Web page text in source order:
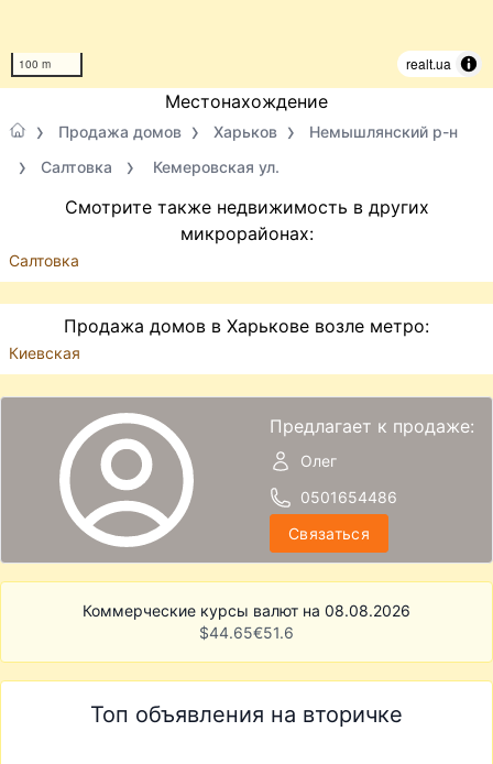
100 m realt.ua
Местонахождение
Продажа домов Харьков
Немышлянский р-н
Салтовка
Кемеровская ул.
Смотрите также недвижимость в других
микрорайонах:
Салтовка
Продажа домов в Харькове возле метро:
Киевская
Предлагает к продаже:
Олег
0501654486
Связаться
Коммерческие курсы валют на 08.08.2026
$44.65€51.6
Топ объявления на вторичке